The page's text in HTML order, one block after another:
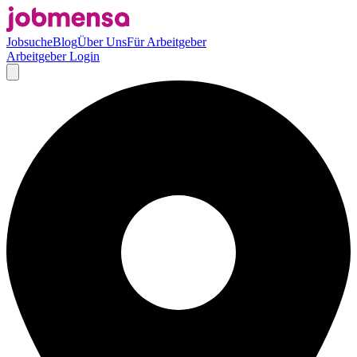
JobsucheBlogÜber UnsFür Arbeitgeber
Arbeitgeber Login